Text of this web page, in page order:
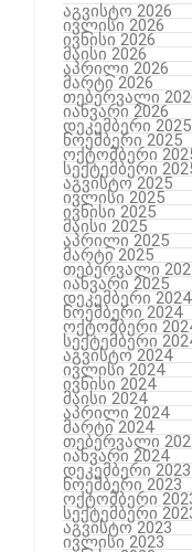
აგვისტო 2026
ივლისი 2026
ივნისი 2026
მაისი 2026
აპრილი 2026
მარტი 2026
თებერვალი
იანვარი 2026
დეკემბერი 2025
ნოემბერი 2025
ოქტომბერი
სექტემბერი
აგვისტო 2025
ივლისი 2025
ივნისი 2025
მაისი 2025
აპრილი 2025
მარტი 2025
თებერვალი
იანვარი 2025
დეკემბერი 2024
ნოემბერი 2024
ოქტომბერი
სექტემბერი
აგვისტო 2024
ივლისი 2024
ივნისი 2024
მაისი 2024
აპრილი 2024
მარტი 2024
თებერვალი
იანვარი 2024
დეკემბერი 2023
ნოემბერი 2023
ოქტომბერი
სექტემბერი
აგვისტო 2023
ივლისი 2023